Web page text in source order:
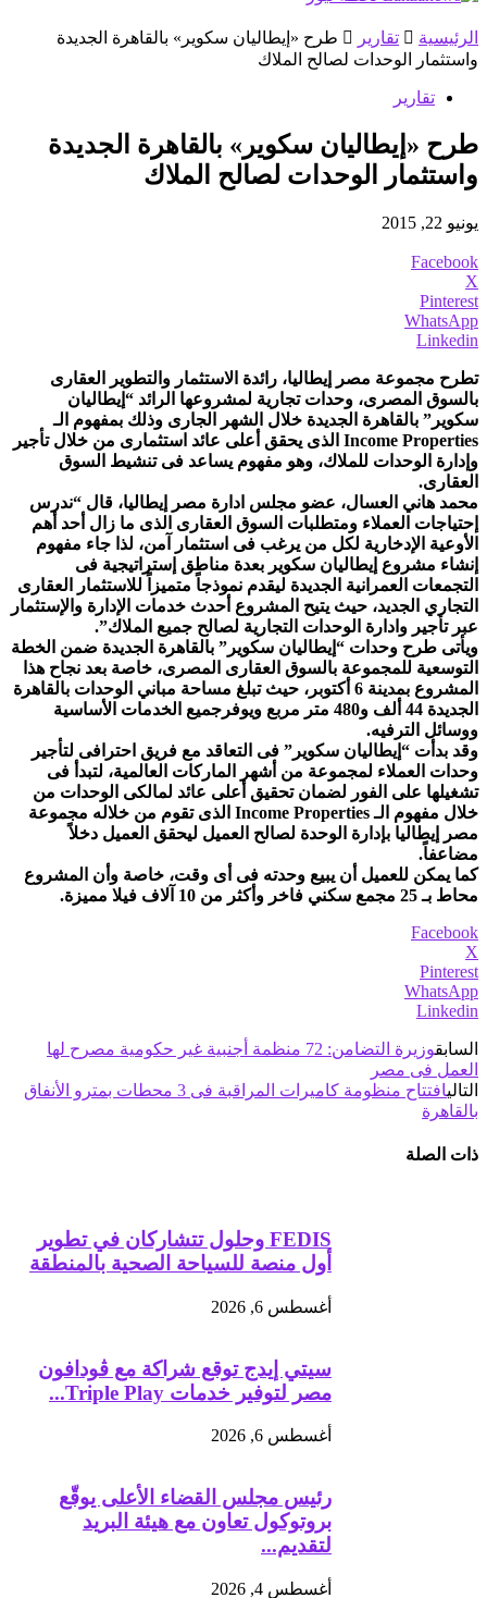
الرئيسية تقارير
طرح «إيطاليان سكوير» بالقاهرة الجديدة
واستثمار الوحدات لصالح الملاك
تقارير
طرح «إيطاليان سكوير» بالقاهرة الجديدة
واستثمار الوحدات لصالح الملاك
يونيو 22, 2015
Facebook
X
Pinterest
WhatsApp
Linkedin
تطرح مجموعة مصر إيطاليا، رائدة الاستثمار والتطوير العقارى
بالسوق المصرى، وحدات تجارية لمشروعها الرائد “إيطاليان
سكوير” بالقاهرة الجديدة خلال الشهر الجارى وذلك بمفهوم الـ
Income Properties الذى يحقق أعلى عائد استثمارى من خلال تأجير
وإدارة الوحدات للملاك، وهو مفهوم يساعد فى تنشيط السوق
العقارى.
محمد هاني العسال، عضو مجلس ادارة مصر إيطاليا، قال “ندرس
إحتياجات العملاء ومتطلبات السوق العقارى الذى ما زال أحد أهم
الأوعية الإدخارية لكل من يرغب فى استثمار آمن، لذا جاء مفهوم
إنشاء مشروع إيطاليان سكوير بعدة مناطق إستراتيجية فى
التجمعات العمرانية الجديدة ليقدم نموذجاً متميزاً للاستثمار العقارى
التجاري الجديد، حيث يتيح المشروع أحدث خدمات الإدارة والإستثمار
عبر تأجير وادارة الوحدات التجارية لصالح جميع الملاك”.
ويأتى طرح وحدات “إيطاليان سكوير” بالقاهرة الجديدة ضمن الخطة
التوسعية للمجموعة بالسوق العقارى المصرى، خاصة بعد نجاح هذا
المشروع بمدينة 6 أكتوبر، حيث تبلغ مساحة مباني الوحدات بالقاهرة
الجديدة 44 ألف و480 متر مربع ويوفرجميع الخدمات الأساسية
ووسائل الترفيه.
وقد بدأت “إيطاليان سكوير” فى التعاقد مع فريق احترافى لتأجير
وحدات العملاء لمجموعة من أشهر الماركات العالمية، لتبدأ فى
تشغيلها على الفور لضمان تحقيق أعلى عائد لمالكى الوحدات من
خلال مفهوم الـ Income Properties الذى تقوم من خلاله مجموعة
مصر إيطاليا بإدارة الوحدة لصالح العميل ليحقق العميل دخلاً
مضاعفاً.
كما يمكن للعميل أن يبيع وحدته فى أى وقت، خاصة وأن المشروع
محاط بـ 25 مجمع سكني فاخر وأكثر من 10 آلاف فيلا مميزة.
Facebook
X
Pinterest
WhatsApp
Linkedin
السابق
وزيرة التضامن: 72 منظمة أجنبية غير حكومية مصرح لها
العمل فى مصر
التالي
افتتاح منظومة كاميرات المراقبة فى 3 محطات بمترو الأنفاق
بالقاهرة
ذات الصلة
FEDIS وحلول تتشاركان في تطوير
أول منصة للسياحة الصحية بالمنطقة
أغسطس 6, 2026
سيتي إيدج توقع شراكة مع ڤودافون
مصر لتوفير خدمات Triple Play...
أغسطس 6, 2026
رئيس مجلس القضاء الأعلى يوقّع
بروتوكول تعاون مع هيئة البريد
لتقديم...
أغسطس 4, 2026